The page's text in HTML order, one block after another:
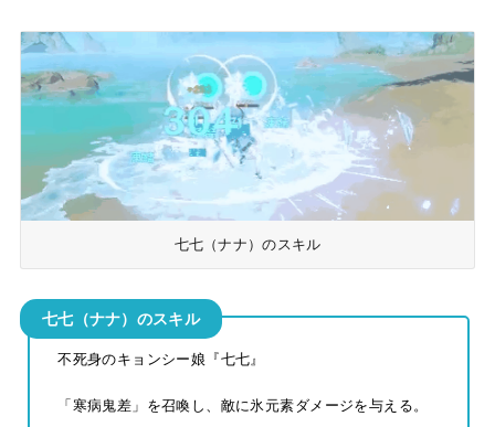
七七（ナナ）のスキル
七七（ナナ）のスキル
不死身のキョンシー娘『七七』
「寒病鬼差」を召喚し、敵に氷元素ダメージを与える。